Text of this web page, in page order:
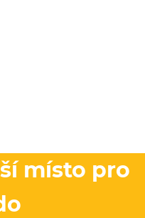
místo pro